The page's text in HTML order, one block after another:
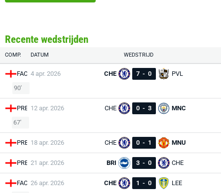
Recente wedstrijden
COMP. DATUM WEDSTRIJD
FAC 4 apr. 2026 CHE 7 - 0
PVL
90'
PRE 12 apr. 2026 CHE 0 - 3
MNC
67'
PRE 18 apr. 2026 CHE 0 - 1 MNU
PRE 21 apr. 2026 BRI 3 - 0 CHE
FAC 26 apr. 2026 CHE 1 - 0
LEE